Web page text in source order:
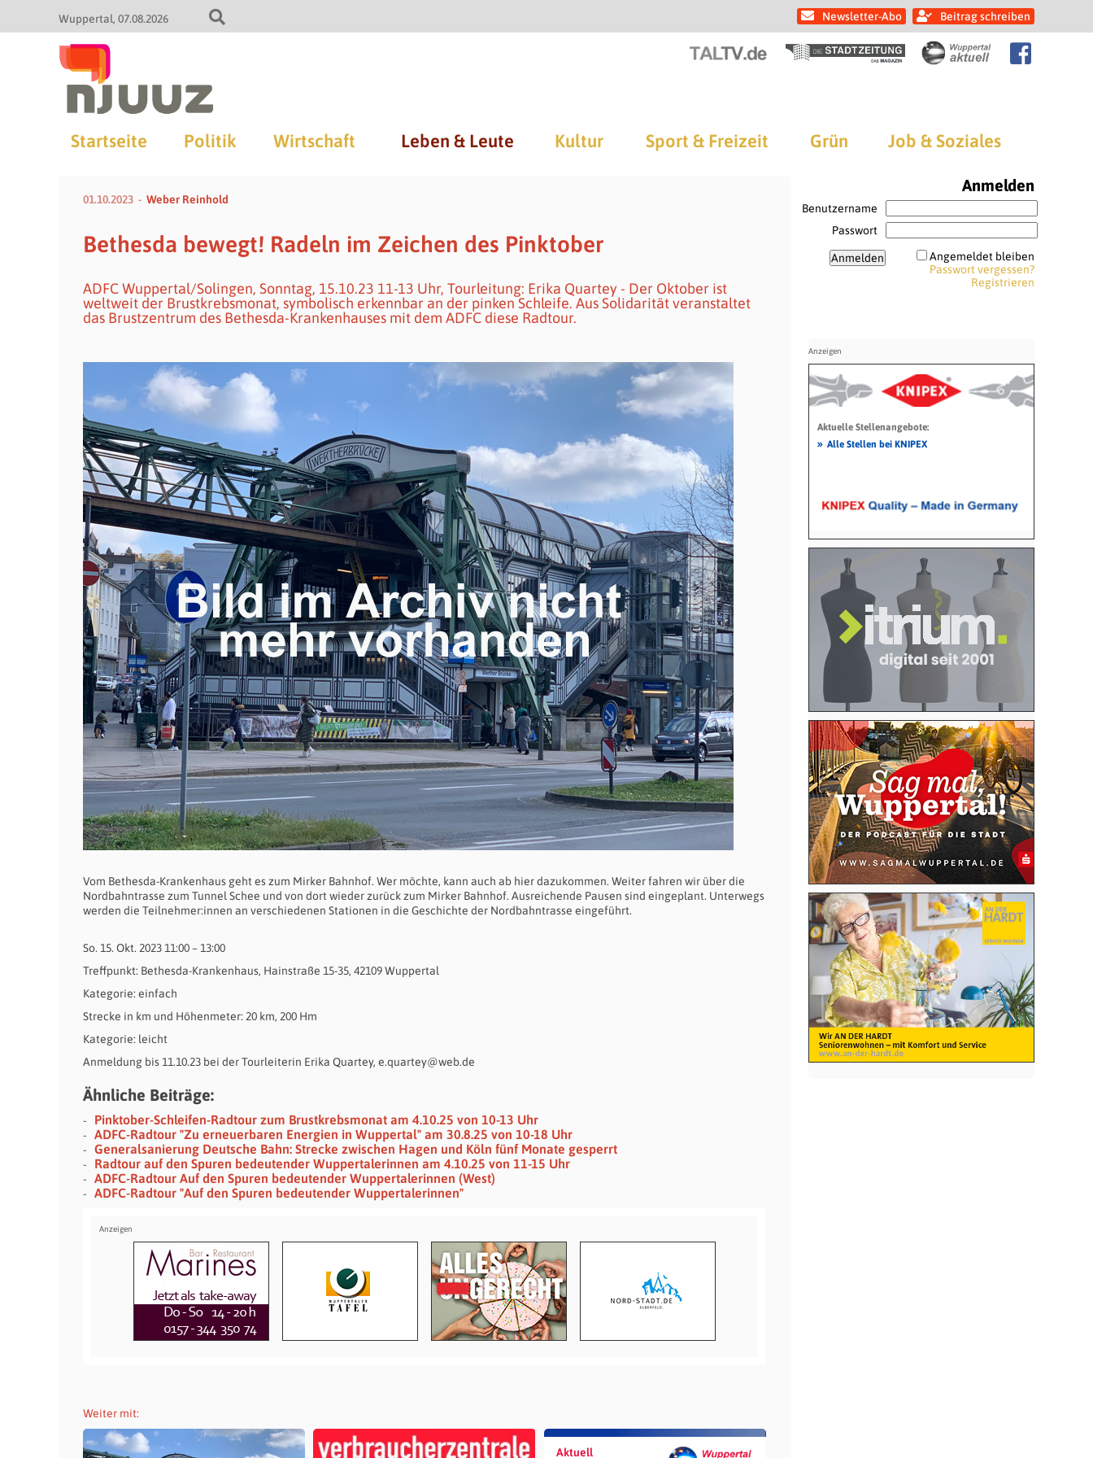
Wuppertal 07.08.2026 Newsletter-Abo Beitrag schreiben
Startseite Politik Wirtschaft Leben & Leute Kultur Sport & Freizeit Grün Job & Soziales
01.10.2023 Weber Reinhold
Bethesda bewegt! Radeln im Zeichen des Pinktober
ADFC Wuppertal/Solingen, Sonntag, 15.10.23 11-13 Uhr, Tourleitung: Erika Quartey - Der Oktober ist
weltweit der Brustkrebsmonat, symbolisch erkennbar an der pinken Schleife. Aus Solidarität veranstaltet
das Brustzentrum des Bethesda-Krankenhauses mit dem ADFC diese Radtour.
Vom Bethesda-Krankenhaus geht es zum Mirker Bahnhof. Wer möchte, kann auch ab hier dazukommen. Weiter fahren wir über die
Nordbahntrasse zum Tunnel Schee und von dort wieder zurück zum Mirker Bahnhof. Ausreichende Pausen sind eingeplant. Unterwegs
werden die Teilnehmer:innen an verschiedenen Stationen in die Geschichte der Nordbahntrasse eingeführt.
So. 15. Okt. 2023 11:00 – 13:00
Treffpunkt: Bethesda-Krankenhaus, Hainstraße 15-35, 42109 Wuppertal
Kategorie: einfach
Strecke in km und Höhenmeter: 20 km, 200 Hm
Kategorie: leicht
Anmeldung bis 11.10.23 bei der Tourleiterin Erika Quartey, e.quartey@web.de
Ähnliche Beiträge:
Pinktober-Schleifen-Radtour zum Brustkrebsmonat am 4.10.25 von 10-13 Uhr
ADFC-Radtour "Zu erneuerbaren Energien in Wuppertal" am 30.8.25 von 10-18 Uhr
Generalsanierung Deutsche Bahn: Strecke zwischen Hagen und Köln fünf Monate gesperrt
Radtour auf den Spuren bedeutender Wuppertalerinnen am 4.10.25 von 11-15 Uhr
ADFC-Radtour Auf den Spuren bedeutender Wuppertalerinnen (West)
ADFC-Radtour "Auf den Spuren bedeutender Wuppertalerinnen"
Weiter mit:
Aktuell
Anmelden
Benutzername
Passwort
Angemeldet bleiben
Passwort vergessen?
Registrieren
Aktuelle Stellenangebote:
» Alle Stellen bei KNIPEX